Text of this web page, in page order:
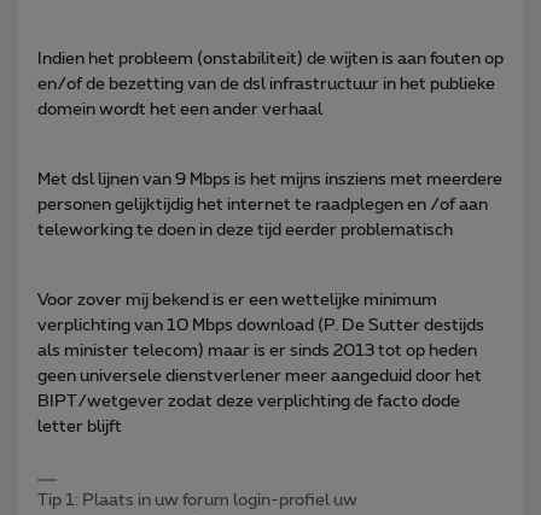
Indien het probleem (onstabiliteit) de wijten is aan fouten op
en/of de bezetting van de dsl infrastructuur in het publieke
domein wordt het een ander verhaal
Met dsl lijnen van 9 Mbps is het mijns insziens met meerdere
personen gelijktijdig het internet te raadplegen en /of aan
teleworking te doen in deze tijd eerder problematisch
Voor zover mij bekend is er een wettelijke minimum
verplichting van 10 Mbps download (P. De Sutter destijds
als minister telecom) maar is er sinds 2013 tot op heden
geen universele dienstverlener meer aangeduid door het
BIPT/wetgever zodat deze verplichting de facto dode
letter blijft
Tip 1: Plaats in uw forum login-profiel uw